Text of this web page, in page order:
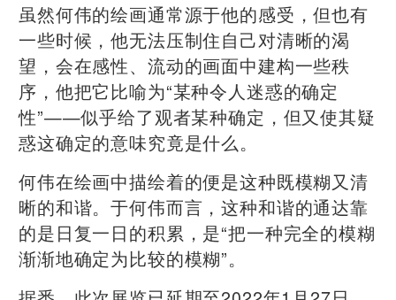
虽然何伟的绘画通常源于他的感受，但也有
一些时候，他无法压制住自己对清晰的渴
望，会在感性、流动的画面中建构一些秩
序，他把它比喻为“某种令人迷惑的确定
性”——似乎给了观者某种确定，但又使其疑
惑这确定的意味究竟是什么。
何伟在绘画中描绘着的便是这种既模糊又清
晰的和谐。于何伟而言，这种和谐的通达靠
的是日复一日的积累，是“把一种完全的模糊
渐渐地确定为比较的模糊”。